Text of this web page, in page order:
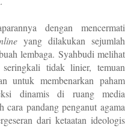
dengan mencermati
yang dilakukan sejumlah
lembaga. Syahbudi melihat
seringkali tidak linier, temuan
untuk membenarkan paham
dinamis di ruang media
cara pandang penganut agama
dari ketaatan ideologis